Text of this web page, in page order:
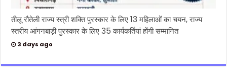
तीलू रौतेली राज्य स्त्री शक्ति पुरस्कार के लिए 13 महिलाओं का चयन, राज्य
स्तरीय आंगनबाड़ी पुरस्कार के लिए 35 कार्यकर्तियां होंगी सम्मानित
3 days ago